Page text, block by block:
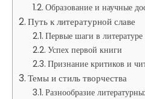
Образование и научные
Путь к литературной славе
Первые шаги в литературе
Успех первой книги
Признание критиков и
Темы и стиль творчества
Разнообразие